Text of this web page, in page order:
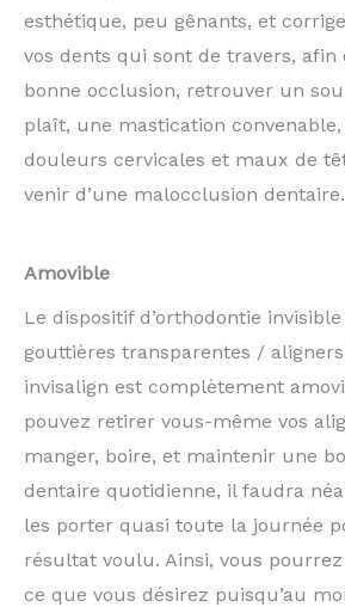
esthétique, peu gênants, et
vos dents qui sont de travers,
bonne occlusion, retrouver un
plaît, une mastication
douleurs cervicales et maux de
venir d’une malocclusion dentaire.
Amovible
Le dispositif d’orthodontie
gouttières transparentes /
invisalign est complètement
pouvez retirer vous-même vos
manger, boire, et maintenir une
dentaire quotidienne, il faudra
les porter quasi toute la journée
résultat voulu. Ainsi, vous
ce que vous désirez puisqu’au